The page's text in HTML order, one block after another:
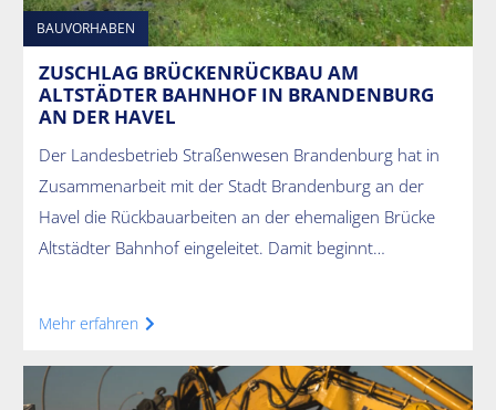
BAUVORHABEN
ZUSCHLAG BRÜCKENRÜCKBAU AM
ALTSTÄDTER BAHNHOF IN BRANDENBURG
AN DER HAVEL
Der Landesbetrieb Straßenwesen Brandenburg hat in
Zusammenarbeit mit der Stadt Brandenburg an der
Havel die Rückbauarbeiten an der ehemaligen Brücke
Altstädter Bahnhof eingeleitet. Damit beginnt…
Mehr erfahren